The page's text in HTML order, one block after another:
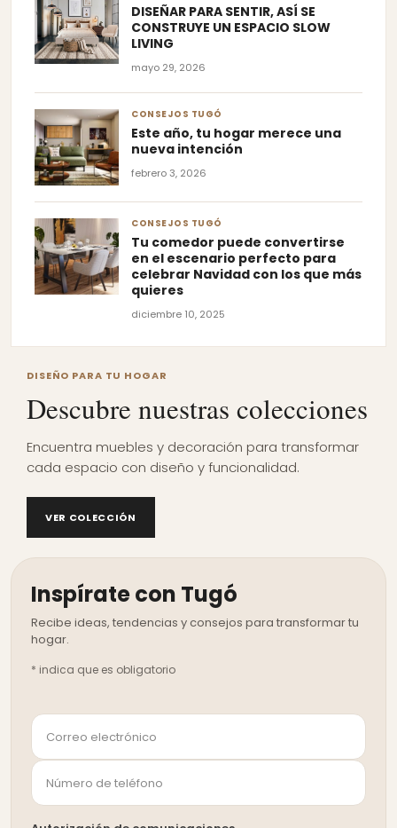
DISEÑAR PARA SENTIR, ASÍ SE
CONSTRUYE UN ESPACIO SLOW
LIVING
mayo 29, 2026
CONSEJOS TUGÓ
Este año, tu hogar merece una
nueva intención
febrero 3, 2026
CONSEJOS TUGÓ
Tu comedor puede convertirse
en el escenario perfecto para
celebrar Navidad con los que más
quieres
diciembre 10, 2025
DISEÑO PARA TU HOGAR
Descubre nuestras colecciones
Encuentra muebles y decoración para transformar
cada espacio con diseño y funcionalidad.
VER COLECCIÓN
Inspírate con Tugó
* indica que es obligatorio